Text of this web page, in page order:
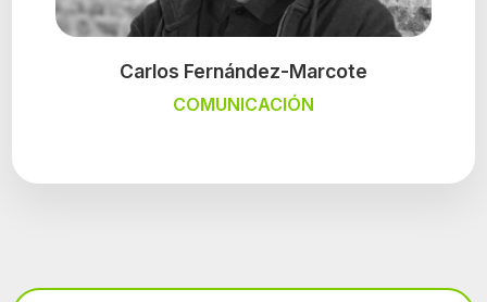
Carlos Fernández-Marcote
COMUNICACIÓN